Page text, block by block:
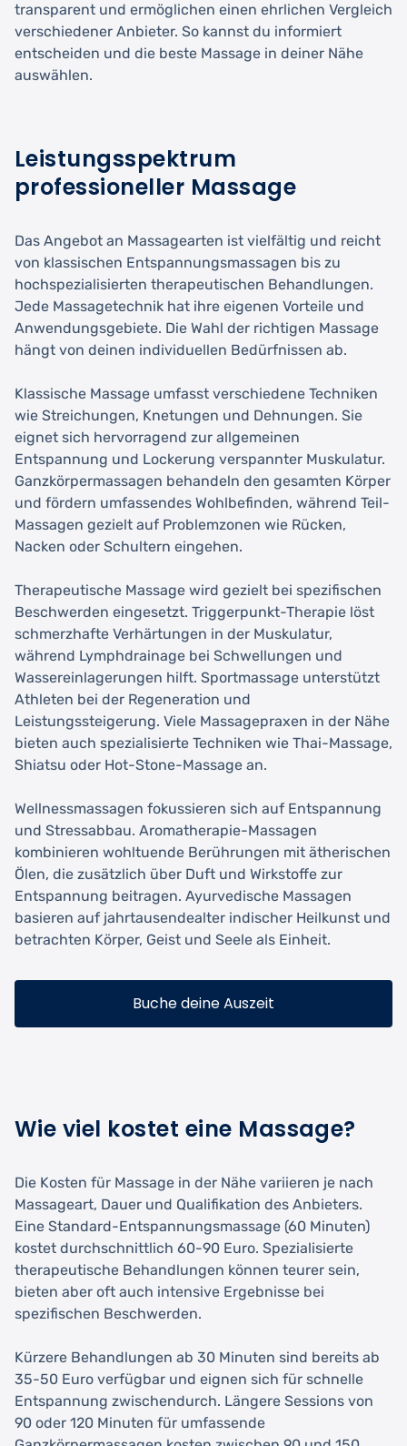
transparent und ermöglichen einen ehrlichen Vergleich
verschiedener Anbieter. So kannst du informiert
entscheiden und die beste Massage in deiner Nähe
auswählen.
Leistungsspektrum
professioneller Massage
Das Angebot an Massagearten ist vielfältig und reicht
von klassischen Entspannungsmassagen bis zu
hochspezialisierten therapeutischen Behandlungen.
Jede Massagetechnik hat ihre eigenen Vorteile und
Anwendungsgebiete. Die Wahl der richtigen Massage
hängt von deinen individuellen Bedürfnissen ab.
Klassische Massage umfasst verschiedene Techniken
wie Streichungen, Knetungen und Dehnungen. Sie
eignet sich hervorragend zur allgemeinen
Entspannung und Lockerung verspannter Muskulatur.
Ganzkörpermassagen behandeln den gesamten Körper
und fördern umfassendes Wohlbefinden, während Teil-
Massagen gezielt auf Problemzonen wie Rücken,
Nacken oder Schultern eingehen.
Therapeutische Massage wird gezielt bei spezifischen
Beschwerden eingesetzt. Triggerpunkt-Therapie löst
schmerzhafte Verhärtungen in der Muskulatur,
während Lymphdrainage bei Schwellungen und
Wassereinlagerungen hilft. Sportmassage unterstützt
Athleten bei der Regeneration und
Leistungssteigerung. Viele Massagepraxen in der Nähe
bieten auch spezialisierte Techniken wie Thai-Massage,
Shiatsu oder Hot-Stone-Massage an.
Wellnessmassagen fokussieren sich auf Entspannung
und Stressabbau. Aromatherapie-Massagen
kombinieren wohltuende Berührungen mit ätherischen
Ölen, die zusätzlich über Duft und Wirkstoffe zur
Entspannung beitragen. Ayurvedische Massagen
basieren auf jahrtausendealter indischer Heilkunst und
betrachten Körper, Geist und Seele als Einheit.
Buche deine Auszeit
Wie viel kostet eine Massage?
Die Kosten für Massage in der Nähe variieren je nach
Massageart, Dauer und Qualifikation des Anbieters.
Eine Standard-Entspannungsmassage (60 Minuten)
kostet durchschnittlich 60-90 Euro. Spezialisierte
therapeutische Behandlungen können teurer sein,
bieten aber oft auch intensive Ergebnisse bei
spezifischen Beschwerden.
Kürzere Behandlungen ab 30 Minuten sind bereits ab
35-50 Euro verfügbar und eignen sich für schnelle
Entspannung zwischendurch. Längere Sessions von
90 oder 120 Minuten für umfassende